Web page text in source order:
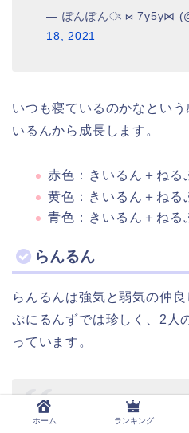
— ぽんぽんং ⋈ 7y5y⋈
18, 2021
いつも寝ているのかなとい
いるんから成長します。
赤色：きいるん＋ねる
黄色：きいるん＋ねる
青色：きいるん＋ねる
らんるん
らんるんは強気と弱気の仲良
ぷにるんずでは珍しく、2人
っています。
#ぷにるんず
第23話
ホーム ランキング